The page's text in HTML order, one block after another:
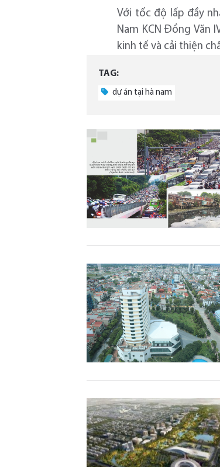
Với tốc độ lấp đầy
Nam KCN Đồng Văn
kinh tế và cải thiện
TAG:
dự án tại hà nam